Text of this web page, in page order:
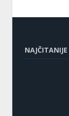
NAJČITANIJE